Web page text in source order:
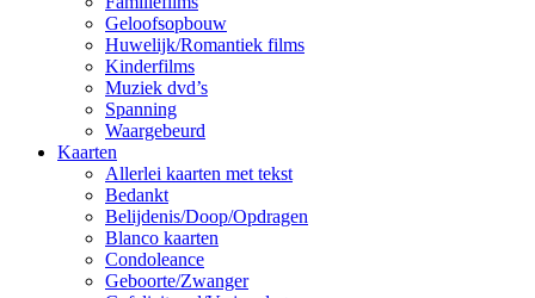
Geloofsopbouw
Huwelijk/Romantiek films
Kinderfilms
Muziek dvd’s
Spanning
Waargebeurd
Kaarten
Allerlei kaarten met tekst
Bedankt
Belijdenis/Doop/Opdragen
Blanco kaarten
Condoleance
Geboorte/Zwanger